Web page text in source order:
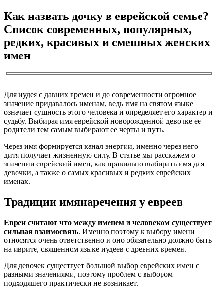
Как назвать дочку в еврейской семье?
Список современных, популярных,
редких, красивых и смешных женских
имен
Для иудея с давних времен и до современности огромное
значение придавалось именам, ведь имя на святом языке
означает сущность этого человека и определяет его характер и
судьбу. Выбирая имя еврейской новорожденной девочке ее
родители тем самым выбирают ее черты и путь.
Через имя формируется канал энергии, именно через него
дитя получает жизненную силу. В статье мы расскажем о
значении еврейский имен, как правильно выбирать имя для
девочки, а также о самых красивых и редких еврейских
именах.
Традиции имянаречения у евреев
Евреи считают что между именем и человеком существует
сильная взаимосвязь. Именно поэтому к выбору имени
относятся очень ответственно и оно обязательно должно быть
на иврите, священном языке иудеев с древних времен.
Для девочек существует большой выбор еврейских имен с
разными значениями, поэтому проблем с выбором
подходящего практически не возникает.